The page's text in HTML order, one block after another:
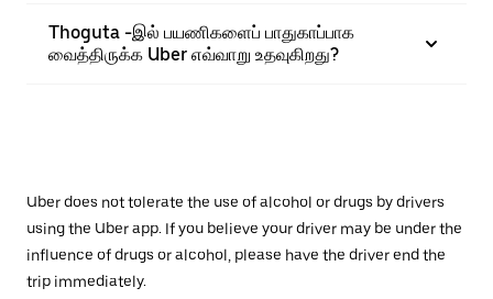
Thoguta -இல் பயணிகளைப் பாதுகாப்பாக
வைத்திருக்க Uber எவ்வாறு உதவுகிறது?
Uber does not tolerate the use of alcohol or drugs by drivers
using the Uber app. If you believe your driver may be under the
influence of drugs or alcohol, please have the driver end the
trip immediately.